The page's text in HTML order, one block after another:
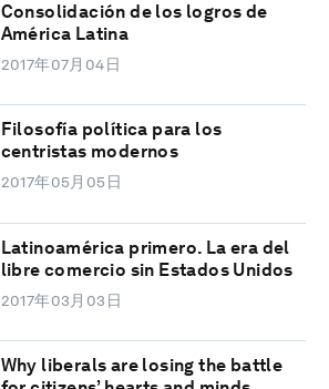
Consolidación de los logros de
América Latina
2017年07月04日
Filosofía política para los
centristas modernos
2017年05月05日
Latinoamérica primero. La era del
libre comercio sin Estados Unidos
2017年03月03日
Why liberals are losing the battle